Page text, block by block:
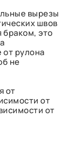
вырезы
швов
браком, это
от рулона
не
от
от
от